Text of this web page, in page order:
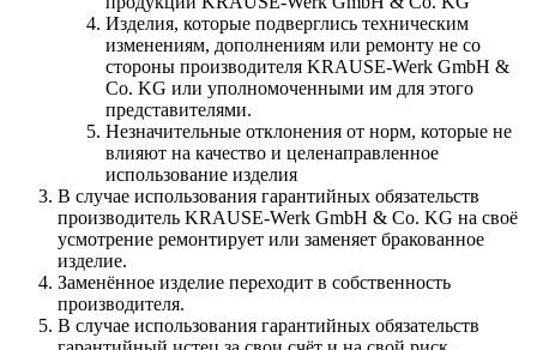
Изделия, которые подверглись техническим
изменениям, дополнениям или ремонту не со
стороны производителя KRAUSE-Werk GmbH &
Со. KG или уполномоченными им для этого
представителями.
Незначительные отклонения от норм, которые не
влияют на качество и целенаправленное
использование изделия
В случае использования гарантийных обязательств
производитель KRAUSE-Werk GmbH & Со. KG на своё
усмотрение ремонтирует или заменяет бракованное
изделие.
Заменённое изделие переходит в собственность
производителя.
В случае использования гарантийных обязательств